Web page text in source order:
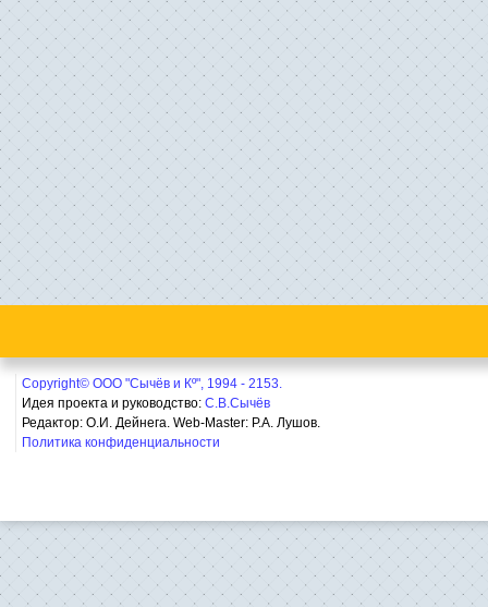
Copyright© ООО "Сычёв и Кº", 1994 - 2153.
Идея проекта и руководство: С.В.Сычёв
Редактор: О.И. Дейнега. Web-Master: Р.А. Лушов.
Политика конфиденциальности